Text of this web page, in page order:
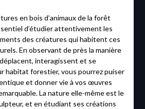
en bois d’animaux de la forêt
d’étudier attentivement les
des créatures qui habitent ces
En observant de près la manière
interagissent et se
habitat forestier, vous pourrez puiser
et donner vie à vos œuvres
La nature elle-même est le
et en étudiant ses créations